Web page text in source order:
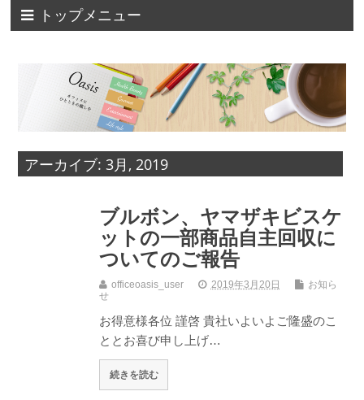
トップメニュー
アーカイブ: 3月, 2019
ブルボン、ヤマザキビスケ
ットの一部商品自主回収に
ついてのご報告
officeoasis_user 2019年3月20日
お知ら
せ
お得意様各位 謹啓 貴社いよいよご隆盛のこ
ととお喜び申し上げ…
続きを読む